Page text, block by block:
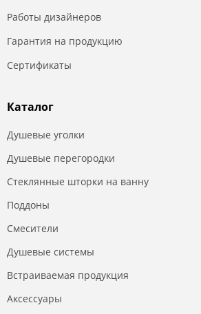
Работы дизайнеров
Гарантия на продукцию
Сертификаты
Каталог
Душевые уголки
Душевые перегородки
Стеклянные шторки на ванну
Поддоны
Смесители
Душевые системы
Встраиваемая продукция
Аксессуары